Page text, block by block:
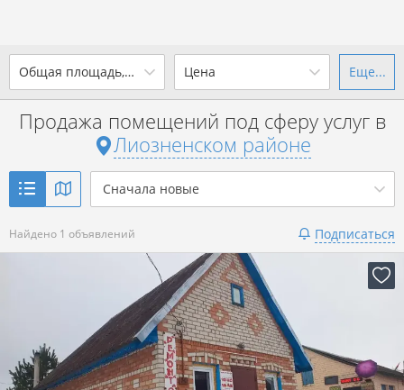
Общая площадь, м
от до
Показать 1 объявление
Цена
от до
р. за м
Показать 1 объявление
Еще...
Продажа помещений под сферу услуг в
Лиозненском районе
Сначала новые
Найдено 1 объявлений Подписаться
Ваш город - district Лиозненский
район
Да Выбрать город